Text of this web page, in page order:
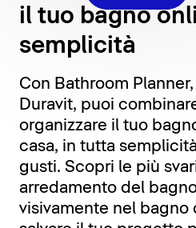
il tuo bagno
semplicità
Con Bathroom
Duravit, puoi
organizzare il tuo
casa, in tutta
gusti. Scopri le più
arredamento del
visivamente nel bagno